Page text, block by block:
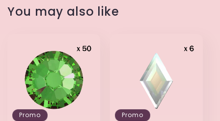
You may also like
Promo Promo